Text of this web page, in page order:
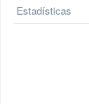
Estadísticas